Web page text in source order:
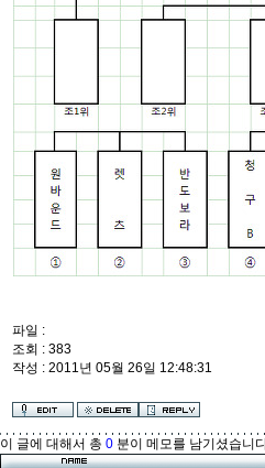
파일 :
조회 : 383
작성 : 2011년 05월 26일 12:48:31
이 글에 대해서 총 0 분이 메모를 남기셨습니